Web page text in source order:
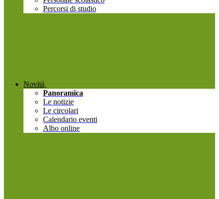
Percorsi di studio
Novità
Panoramica
Le notizie
Le circolari
Calendario eventi
Albo online